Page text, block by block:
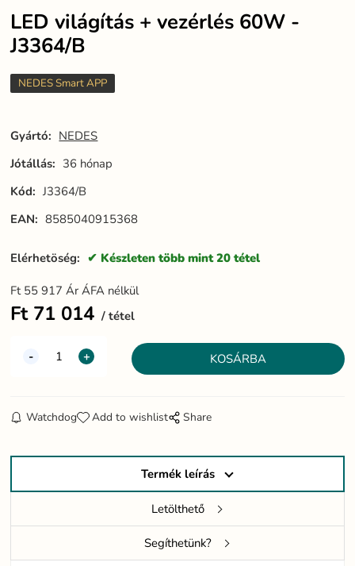
LED világítás + vezérlés 60W -
J3364/B
NEDES Smart APP
Gyártó: NEDES
Jótállás: 36 hónap
Kód: J3364/B
EAN: 8585040915368
Elérhetöség: Készleten több mint 20 tétel
Ft 55 917 Ár ÁFA nélkül
Ft 71 014 tétel
Watchdog Add to wishlist Share
Termék leírás
Letölthető
Segíthetünk?